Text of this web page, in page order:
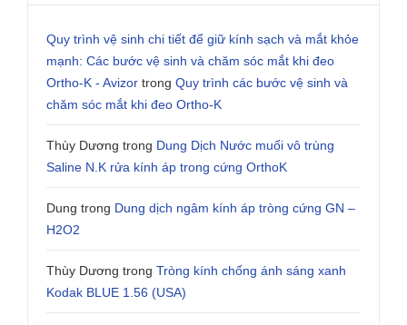
Quy trình vệ sinh chi tiết để giữ kính sạch và mắt khỏe
mạnh: Các bước vệ sinh và chăm sóc mắt khi đeo
Ortho-K - Avizor trong Quy trình các bước vệ sinh và
chăm sóc mắt khi đeo Ortho-K
Thùy Dương trong Dung Dịch Nước muối vô trùng
Saline N.K rửa kính áp trong cứng OrthoK
Dung trong Dung dịch ngâm kính áp tròng cứng GN –
H2O2
Thùy Dương trong Tròng kính chống ánh sáng xanh
Kodak BLUE 1.56 (USA)